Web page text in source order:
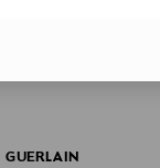
GUERLAIN